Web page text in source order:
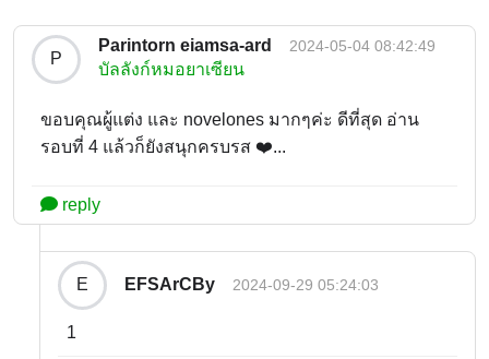
P
Parintorn eiamsa-ard 2024-05-04 08:42:49
บัลลังก์หมอยาเซียน
ขอบคุณผู้แต่ง และ novelones มากๆค่ะ ดีที่สุด อ่าน
รอบที่ 4 แล้วก็ยังสนุกครบรส ❤️...
reply
E EFSArCBy 2024-09-29 05:24:03
1